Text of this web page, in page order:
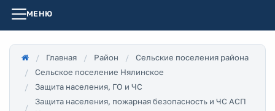
МЕНЮ
Главная Район
Сельские поселения района
Сельское поселение Нялинское
Защита населения, ГО и ЧС
Защита населения, пожарная безопасность и ЧС АСП